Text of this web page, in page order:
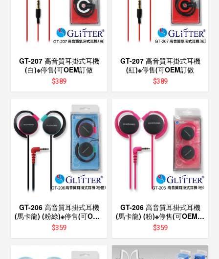
GT-207 高音質耳掛式耳機
(白)※停售(可OEM訂做
$389
GT-207 高音質耳掛式耳機
(紅)※停售(可OEM訂做
$389
GT-206 高音質耳掛式耳機
(馬卡龍) (粉綠)※停售(可OEM
訂做
$359
GT-206 高音質耳掛式耳機
(馬卡龍) (粉)※停售(可OEM訂
做
$359